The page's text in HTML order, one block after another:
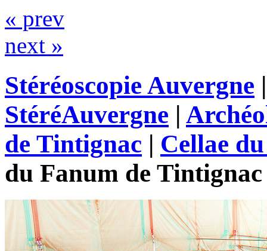
« prev
next »
Stéréoscopie Auvergne
StéréAuvergne |
de Tintignac | Cellae
du Fanum de Tintignac